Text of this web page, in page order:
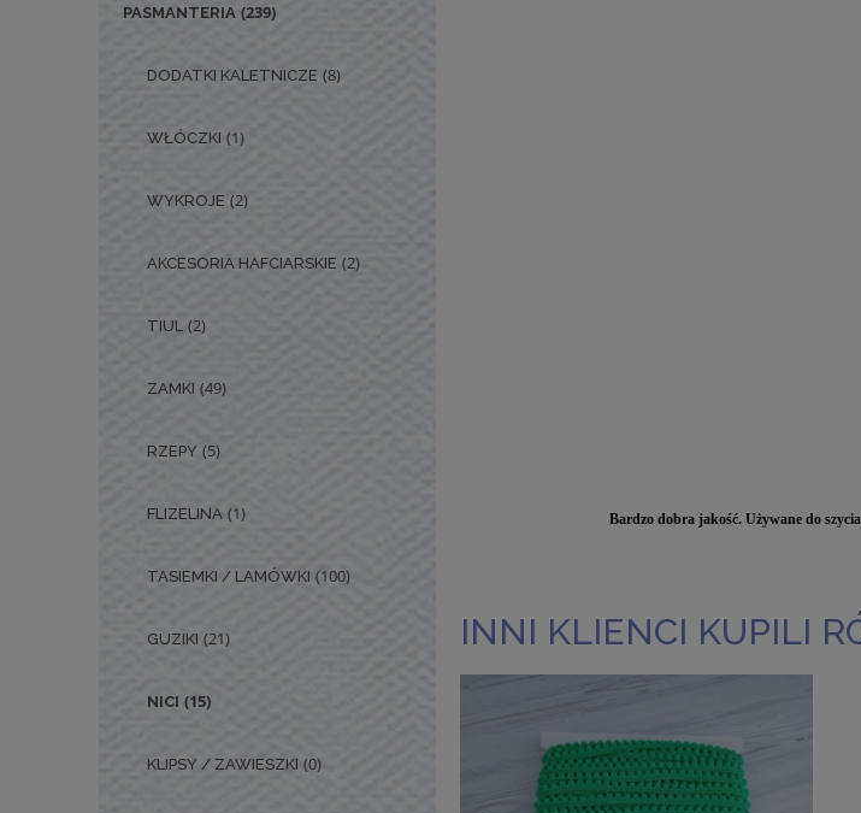
PASMANTERIA (239)
DODATKI KALETNICZE (8)
WŁÓCZKI (1)
WYKROJE (2)
AKCESORIA HAFCIARSKIE (2)
TIUL (2)
ZAMKI (49)
RZEPY (5)
FLIZELINA (1)
TASIEMKI / LAMÓWKI (100)
GUZIKI (21)
NICI (15)
KLIPSY / ZAWIESZKI (0)
Bardzo dobra jakość. Używane do
INNI KLIENCI KUPILI